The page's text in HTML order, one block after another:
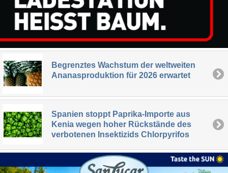
Begrenztes Wachstum der weltweiten
Ananasproduktion für 2026 erwartet
Spanien stoppt Paprika-Importe aus
Kenia wegen hoher Rückstände des
verbotenen Insektizids Chlorpyrifos